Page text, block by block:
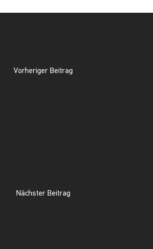
Vorheriger Beitrag
Nächster Beitrag